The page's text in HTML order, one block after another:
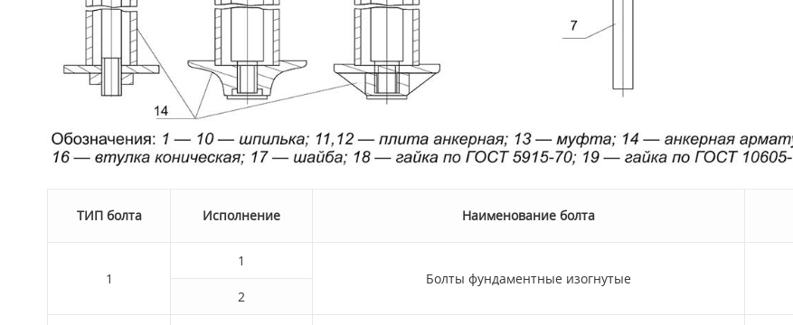
ТИП болта Исполнение Наименование болта
1
1
Болты фундаментные изогнутые
2